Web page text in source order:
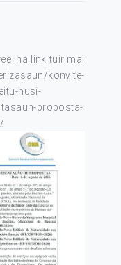
iha link tuir mai
konvite-
husi-
proposta-